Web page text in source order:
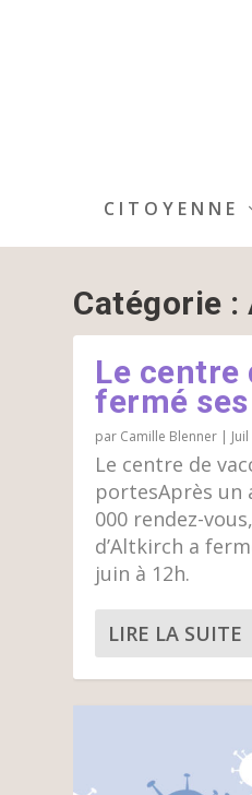
CITOYENNE
Catégorie :
Le centre
fermé
par Camille Blenner |
Le centre de
portesAprès un
000 rendez-
d’Altkirch a
juin à 12h.
LIRE LA SUITE